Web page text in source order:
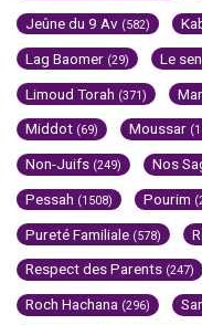
Jeûne du 9 Av (582)
Lag Baomer (29) Le
Limoud Torah (371)
Middot (69) Moussar
Non-Juifs (249) Nos
Pessah (1508) Pourim
Pureté Familiale (578)
Respect des Parents (247)
Roch Hachana (296)